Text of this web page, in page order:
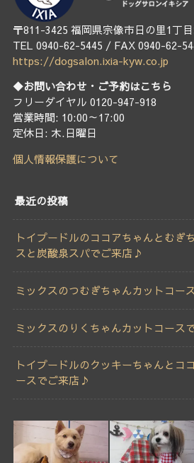
〒811-3425 福岡県宗像市日の里1丁
TEL 0940-62-5445 / FAX 0940-62-
https://dogsalon.ixia-kyw.co.jp
◆お問い合わせ・ご予約はこちら
フリーダイヤル 0120-947-918
営業時間: 10:00～17:00
定休日: 木.日曜日
個人情報保護について
最近の投稿
トイプードルのココアちゃんとむぎ
スと炭酸泉スパでご来店♪
ミックスのつむぎちゃんカットコー
ミックスのりくちゃんカットコース
トイプードルのクッキーちゃんとコ
ースでご来店♪